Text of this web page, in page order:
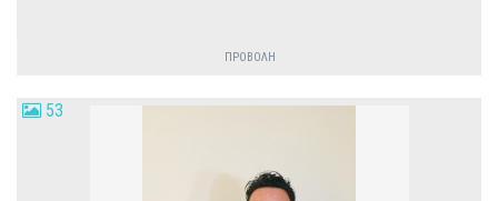
ΠΡΟΒΟΛΗ
53